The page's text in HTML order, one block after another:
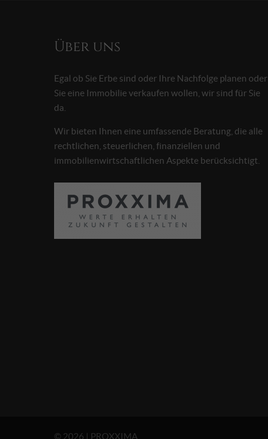
Über uns
Egal ob Sie Erbe sind oder Ihre Nachfolge planen oder
Sie eine Immobilie verkaufen wollen, wir sind für Sie
da.
Wir bieten Ihnen eine umfassende Beratung, die alle
rechtlichen, steuerlichen, finanziellen und
immobilienwirtschaftlichen Aspekte berücksichtigt.
© 2026 | PROXXIMA